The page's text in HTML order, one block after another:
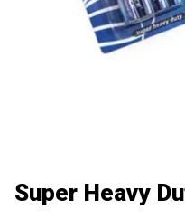
Super Heavy